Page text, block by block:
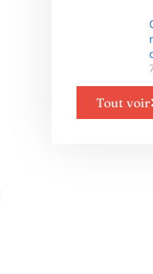
Tout voir